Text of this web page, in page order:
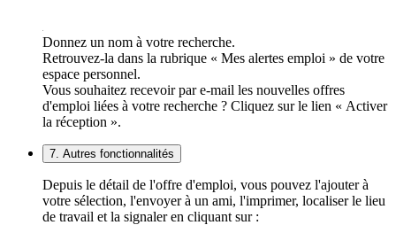
Donnez un nom à votre recherche.
Retrouvez-la dans la rubrique « Mes alertes emploi » de votre
espace personnel.
Vous souhaitez recevoir par e-mail les nouvelles offres
d'emploi liées à votre recherche ? Cliquez sur le lien « Activer
la réception ».
7. Autres fonctionnalités
Depuis le détail de l'offre d'emploi, vous pouvez l'ajouter à
votre sélection, l'envoyer à un ami, l'imprimer, localiser le lieu
de travail et la signaler en cliquant sur :